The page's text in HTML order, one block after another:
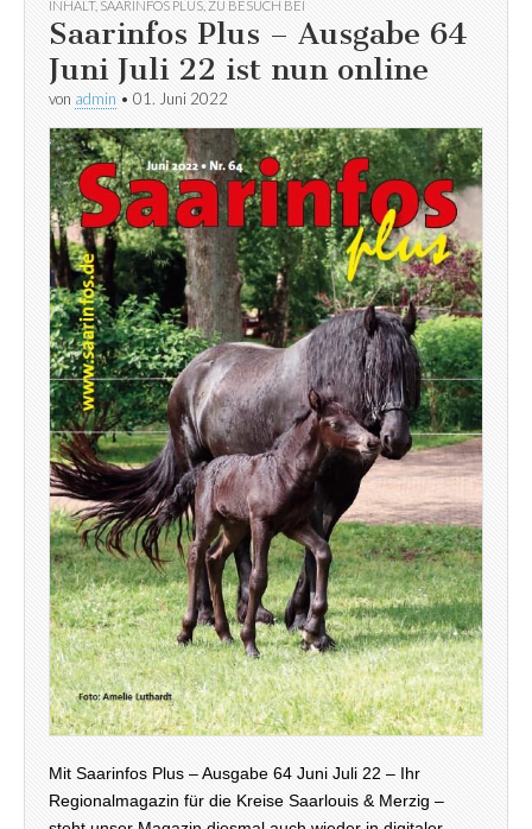
INHALT, SAARINFOS PLUS ZU BESUCH BEI
Saarinfos Plus – Ausgabe 64
Juni Juli 22 ist nun online
von admin • 01. Juni 2022
Mit Saarinfos Plus – Ausgabe 64 Juni Juli 22 – Ihr
Regionalmagazin für die Kreise Saarlouis & Merzig –